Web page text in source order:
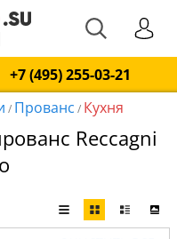
+7 (495) 255-03-21
/ Прованс / Кухня
Reccagni